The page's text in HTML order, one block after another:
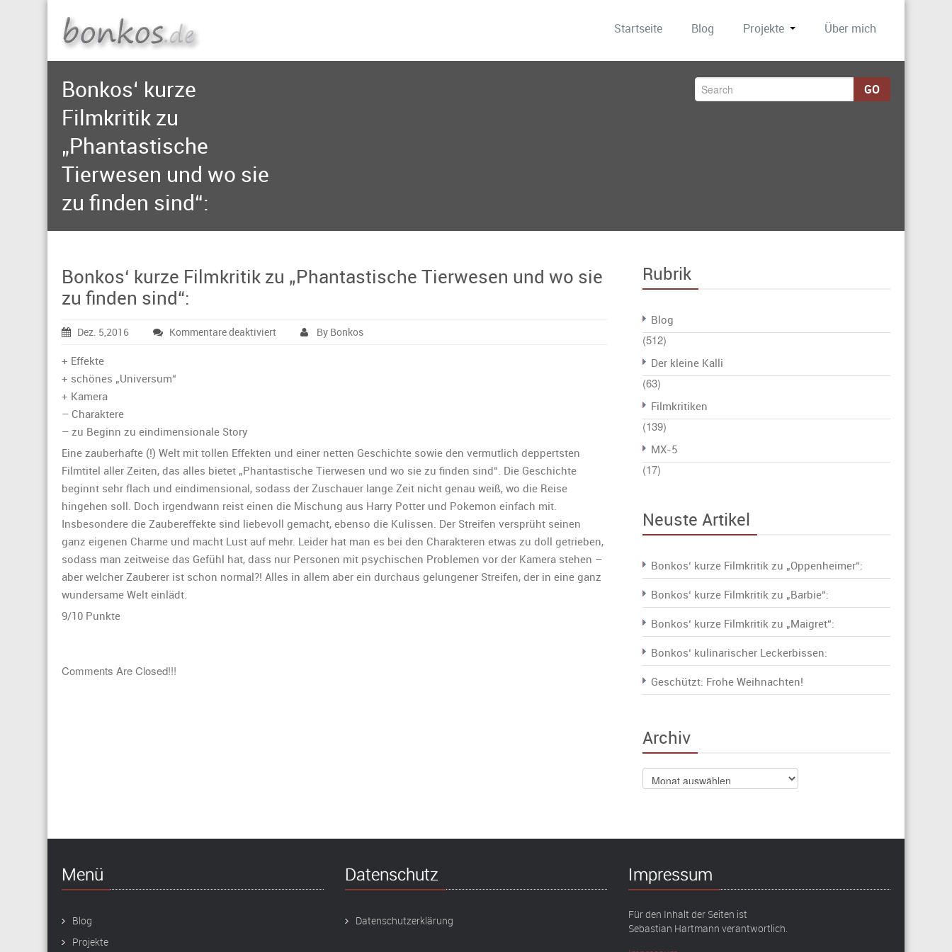
Startseite Blog Projekte Über mich
Bonkos‘ kurze
Filmkritik zu
„Phantastische
Tierwesen und wo sie
zu finden sind“:
GO
Bonkos‘ kurze Filmkritik zu „Phantastische Tierwesen und wo sie
zu finden sind“:
Dez. 5,2016 Kommentare deaktiviertfür
sie
zu
finden
sind“:
By Bonkos
+ Effekte
+ schönes „Universum“
+ Kamera
– Charaktere
– zu Beginn zu eindimensionale Story
Eine zauberhafte (!) Welt mit tollen Effekten und einer netten Geschichte sowie den vermutlich deppertsten
Filmtitel aller Zeiten, das alles bietet „Phantastische Tierwesen und wo sie zu finden sind“. Die Geschichte
beginnt sehr flach und eindimensional, sodass der Zuschauer lange Zeit nicht genau weiß, wo die Reise
hingehen soll. Doch irgendwann reist einen die Mischung aus Harry Potter und Pokemon einfach mit.
Insbesondere die Zaubereffekte sind liebevoll gemacht, ebenso die Kulissen. Der Streifen versprüht seinen
ganz eigenen Charme und macht Lust auf mehr. Leider hat man es bei den Charakteren etwas zu doll getrieben,
sodass man zeitweise das Gefühl hat, dass nur Personen mit psychischen Problemen vor der Kamera stehen –
aber welcher Zauberer ist schon normal?! Alles in allem aber ein durchaus gelungener Streifen, der in eine ganz
wundersame Welt einlädt.
9/10 Punkte
Comments Are Closed!!!
Rubrik
Blog
(512)
Der kleine Kalli
(63)
Filmkritiken
(139)
MX-5
(17)
Neuste Artikel
Bonkos‘ kurze Filmkritik zu „Oppenheimer“:
Bonkos‘ kurze Filmkritik zu „Barbie“:
Bonkos‘ kurze Filmkritik zu „Maigret“:
Bonkos‘ kulinarischer Leckerbissen:
Geschützt: Frohe Weihnachten!
Archiv
Archiv
Menü
Blog
Projekte
Datenschutz
Datenschutzerklärung
Impressum
Für den Inhalt der Seiten ist
Sebastian Hartmann verantwortlich.